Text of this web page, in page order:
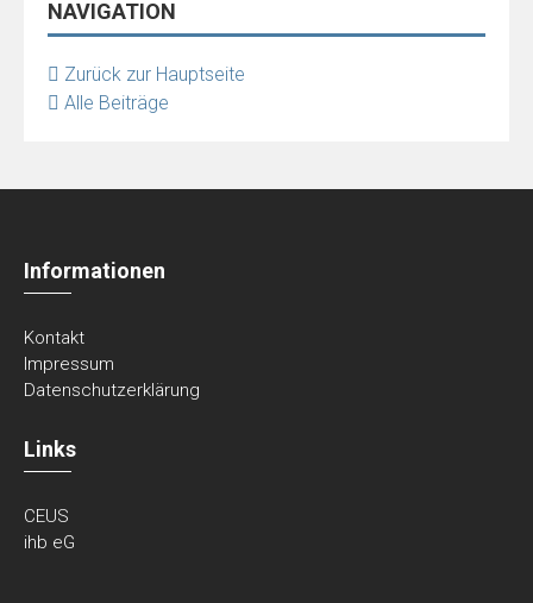
NAVIGATION
Zurück zur Hauptseite
Alle Beiträge
Informationen
Kontakt
Impressum
Datenschutzerklärung
Links
CEUS
ihb eG